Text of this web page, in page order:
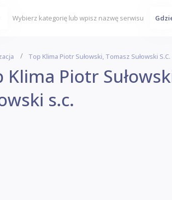
Top Klima Piotr Sułowski, Tomasz Sułowski S.c.
Klima Piotr
s.c.